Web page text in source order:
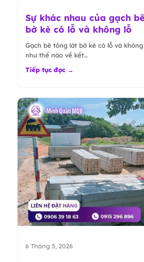
Sự khác nhau của gạch
bờ kè có lỗ và không lỗ
Gạch bê tông lát bờ kè có lỗ và
như thế nào về kết…
Tiếp tục đọc →
6 Tháng 5, 2026